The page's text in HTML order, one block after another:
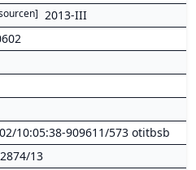
] 2013-III
10:05:38-909611/573 otitbsb
13